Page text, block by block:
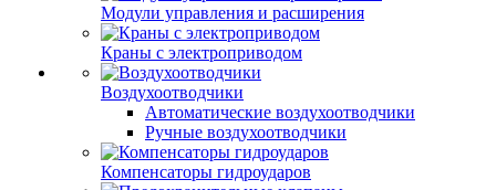
Модули управления и расширения
Краны с электроприводом
Воздухоотводчики
Автоматические воздухоотводчики
Ручные воздухоотводчики
Компенсаторы гидроударов